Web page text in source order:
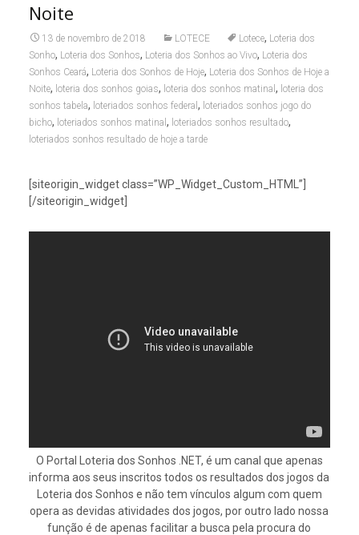
Noite
13 de novembro de 2018 LOTECE Lotece, Loteria dos
Sonho, Loteria dos Sonhos, Loteria dos Sonhos ao Vivo, Loteria dos
Sonhos Ceará, Loteria dos Sonhos de Hoje, Loteria dos Sonhos de Hoje a
Noite, loteria dos sonhos goias, loteria dos sonhos matinal , loteria dos
sonhos tabela, loteriados sonhos federal , loteriados sonhos jogo do
bicho, loteriados sonhos matinal , loteriados sonhos resultado,
loteriados sonhos resultado de hoje a tarde
[siteorigin_widget class=”WP_Widget_Custom_HTML”]
[/siteorigin_widget]
O Portal Loteria dos Sonhos .NET, é um canal que apenas
informa aos seus inscritos todos os resultados dos jogos da
Loteria dos Sonhos e não tem vínculos algum com quem
opera as devidas atividades dos jogos, por outro lado nossa
função é de apenas facilitar a busca pela procura do